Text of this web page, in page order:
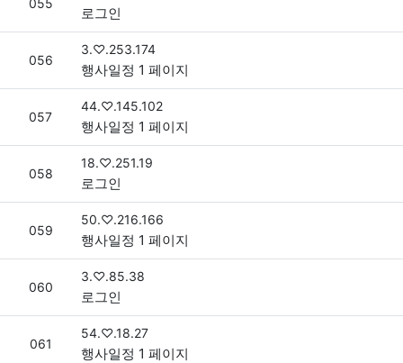
055
로그인
번호
056
접속자
3.♡.253.174
행사일정 1 페이지
번호
057
접속자
44.♡.145.102
행사일정 1 페이지
번호
058
접속자
18.♡.251.19
로그인
번호
059
접속자
50.♡.216.166
행사일정 1 페이지
번호
060
접속자
3.♡.85.38
로그인
번호
061
접속자
54.♡.18.27
행사일정 1 페이지